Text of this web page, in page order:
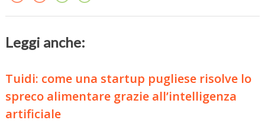
Leggi anche:
Tuidi: come una startup pugliese risolve lo
spreco alimentare grazie all’intelligenza
artificiale